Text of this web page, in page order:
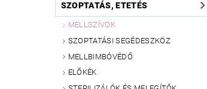
SZOPTATÁS, ETETÉS
MELLSZÍVOK
SZOPTATÁSI SEGÉDESZKÖZ
MELLBIMBÓVÉDŐ
ELŐKÉK